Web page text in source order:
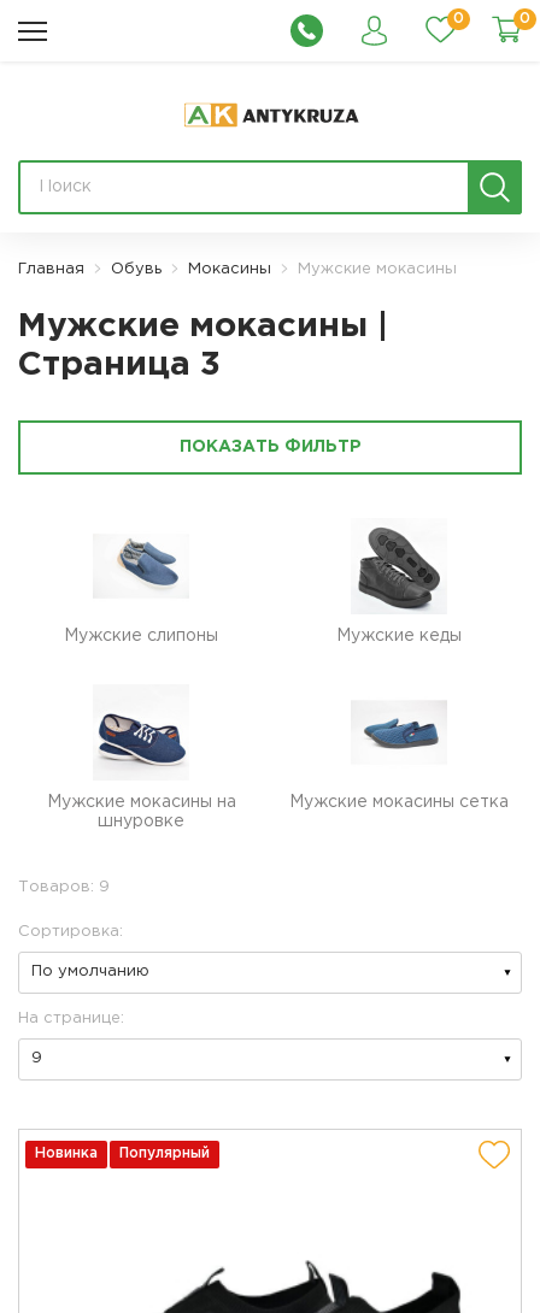
0 0
Главная Обувь Мокасины Мужские мокасины
Мужские мокасины |
Страница 3
ПОКАЗАТЬ ФИЛЬТР
Мужские слипоны Мужские кеды
Мужские мокасины на
шнуровке
Мужские мокасины сетка
Товаров: 9
Сортировка:
На странице:
Новинка Популярный